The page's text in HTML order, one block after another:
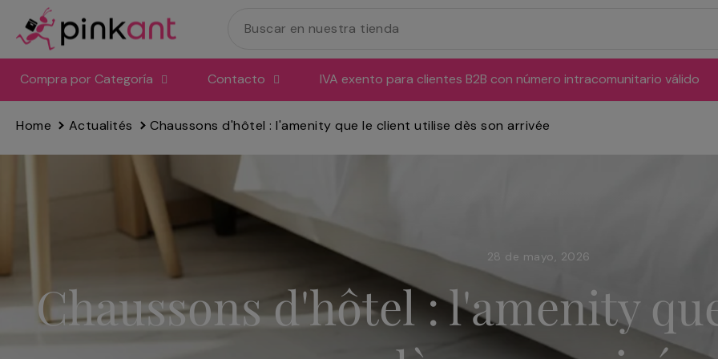
directamente
al
contenido
Compra por Categoría Contacto IVA exento para clientes B2B con número intracomunitario válido
Home Actualités Chaussons d'hôtel : l'amenity que le client utilise dès son arrivée
28 de mayo, 2026
Chaussons d'hôtel : l'amenity